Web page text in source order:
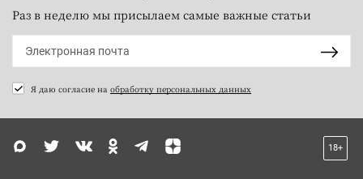
Раз в неделю мы присылаем самые важные статьи
Я даю согласие на обработку персональных данных
18+